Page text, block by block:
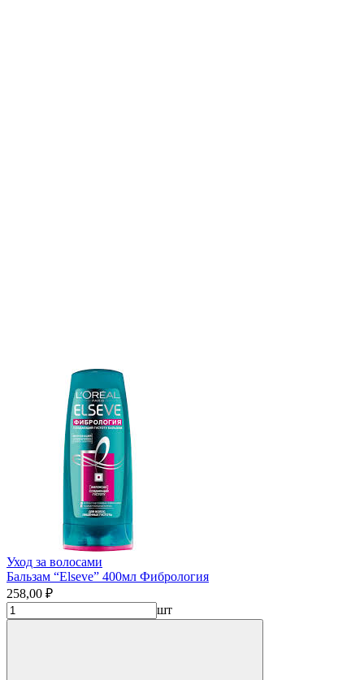
Уход за волосами
Бальзам “Elseve” 400мл Фибрология
258,00 ₽
шт